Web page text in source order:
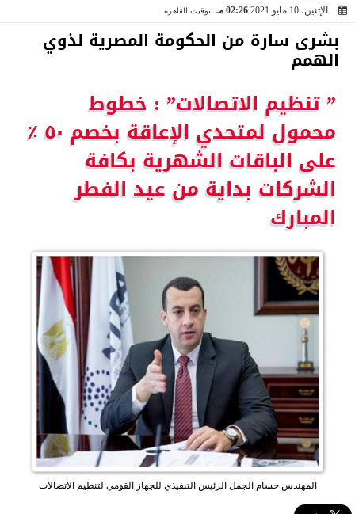
الإثنين، 10 مايو 2021
02:26 مـ بتوقيت القاهرة
بشرى سارة من الحكومة المصرية لذوي
الهمم
” تنظيم الاتصالات” : خطوط
محمول لمتحدي الإعاقة بخصم ٥٠ ٪
على الباقات الشهرية بكافة
الشركات بداية من عيد الفطر
المبارك
المهندس حسام الجمل الرئيس التنفيذي للجهاز القومي لتنظيم الاتصالات